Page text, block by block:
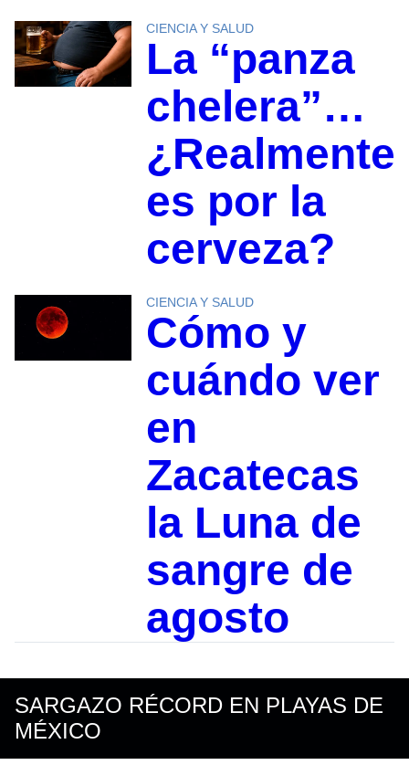
CIENCIA Y SALUD
La “panza
chelera”…
¿Realmente
es por la
cerveza?
CIENCIA Y SALUD
Cómo y
cuándo ver
en
Zacatecas
la Luna de
sangre de
agosto
SARGAZO RÉCORD EN PLAYAS DE
MÉXICO